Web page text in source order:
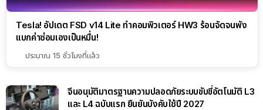
Tesla! อัปเดต FSD v14 Lite ทำคอมพิวเตอร์ HW3 ร้อนจัดจนพัง
แบกค่าซ่อมเองเป็นหมื่น!
ประมาณ 15 ชั่วโมงที่แล้ว
จีนอนุมัติมาตรฐานความปลอดภัยระบบขับขี่อัตโนมัติ L3
และ L4 ฉบับแรก ยืนยันบังคับใช้ปี 2027